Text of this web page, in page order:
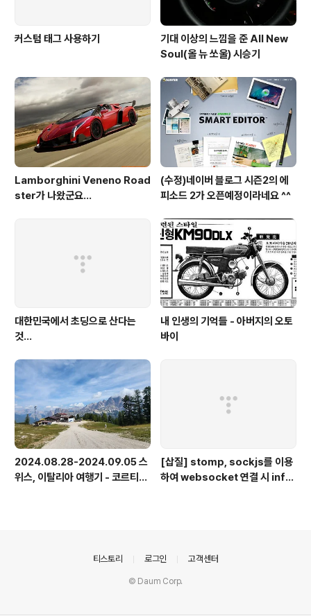
커스텀 태그 사용하기
기대 이상의 느낌을 준 All New
Soul(올 뉴 쏘울) 시승기
Lamborghini Veneno Road
ster가 나왔군요...
(수정)네이버 블로그 시즌2의 에
피소드 2가 오픈예정이라네요 ^^
대한민국에서 초딩으로 산다는
것...
내 인생의 기억들 - 아버지의 오토
바이
2024.08.28-2024.09.05 스
위스, 이탈리아 여행기 - 코르티나
[삽질] stomp, sockjs를 이용
하여 websocket 연결 시 info
티스토리 로그인 고객센터
© Daum Corp.